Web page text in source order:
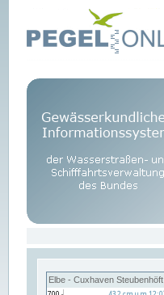
Elbe - Cuxhaven Steubenhöft